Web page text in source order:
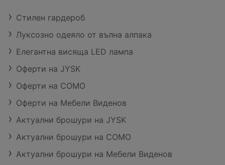
Стилен гардероб
Луксозно одеяло от вълна алпака
Елегантна висяща LED лампа
Оферти на JYSK
Оферти на COMO
Оферти на Мебели Виденов
Актуални брошури на JYSK
Актуални брошури на COMO
Актуални брошури на Мебели Виденов